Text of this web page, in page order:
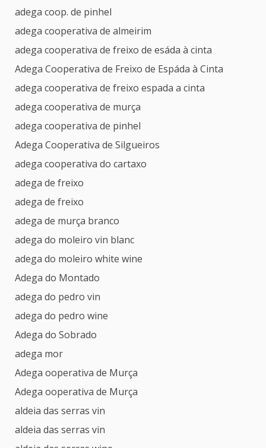
adega coop. de pinhel
adega cooperativa de almeirim
adega cooperativa de freixo de esáda à cinta
Adega Cooperativa de Freixo de Espáda à Cinta
adega cooperativa de freixo espada a cinta
adega cooperativa de murça
adega cooperativa de pinhel
Adega Cooperativa de Silgueiros
adega cooperativa do cartaxo
adega de freixo
adega de freixo
adega de murça branco
adega do moleiro vin blanc
adega do moleiro white wine
Adega do Montado
adega do pedro vin
adega do pedro wine
Adega do Sobrado
adega mor
Adega ooperativa de Murça
Adega ooperativa de Murça
aldeia das serras vin
aldeia das serras vin